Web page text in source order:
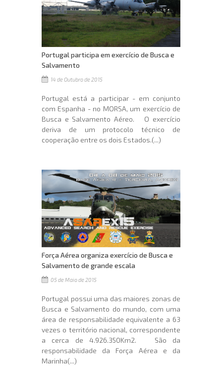
Portugal participa em exercício de Busca e
Salvamento
14 de Outubro de 2015
Portugal está a participar - em conjunto
com Espanha - no MORSA, um exercício de
Busca e Salvamento Aéreo. O exercício
deriva de um protocolo técnico de
cooperação entre os dois Estados.(...)
Força Aérea organiza exercício de Busca e
Salvamento de grande escala
05 de Maio de 2015
Portugal possui uma das maiores zonas de
Busca e Salvamento do mundo, com uma
área de responsabilidade equivalente a 63
vezes o território nacional, correspondente
a cerca de 4.926.350Km2. São da
responsabilidade da Força Aérea e da
Marinha(...)